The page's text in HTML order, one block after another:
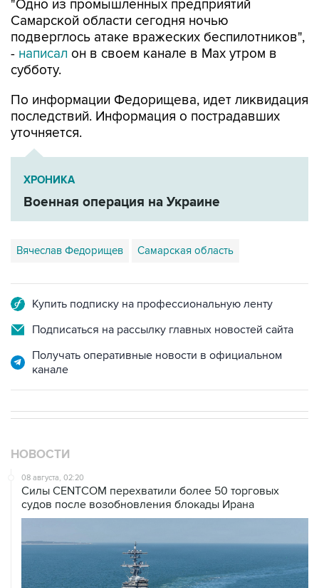
"Одно из промышленных предприятий
Самарской области сегодня ночью
подверглось атаке вражеских беспилотников",
- написал он в своем канале в Max утром в
субботу.
По информации Федорищева, идет ликвидация
последствий. Информация о пострадавших
уточняется.
ХРОНИКА
Военная операция на Украине
Вячеслав Федорищев Самарская область
Купить подписку на профессиональную ленту
Подписаться на рассылку главных новостей сайта
Получать оперативные новости в официальном
канале
НОВОСТИ
08 августа, 02:20
Силы CENTCOM перехватили более 50 торговых
судов после возобновления блокады Ирана